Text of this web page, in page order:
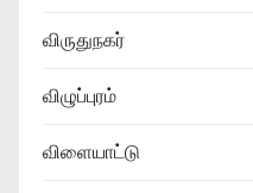
விருதுநகர்
விழுப்புரம்
விளையாட்டு